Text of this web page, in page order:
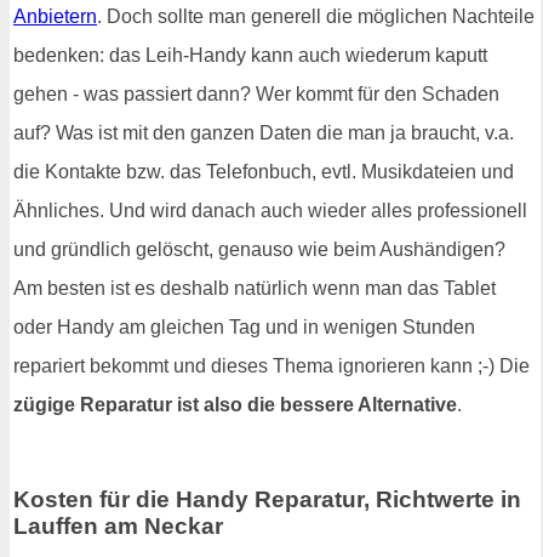
Anbietern. Doch sollte man generell die möglichen Nachteile
bedenken: das Leih-Handy kann auch wiederum kaputt
gehen - was passiert dann? Wer kommt für den Schaden
auf? Was ist mit den ganzen Daten die man ja braucht, v.a.
die Kontakte bzw. das Telefonbuch, evtl. Musikdateien und
Ähnliches. Und wird danach auch wieder alles professionell
und gründlich gelöscht, genauso wie beim Aushändigen?
Am besten ist es deshalb natürlich wenn man das Tablet
oder Handy am gleichen Tag und in wenigen Stunden
repariert bekommt und dieses Thema ignorieren kann ;-) Die
zügige Reparatur ist also die bessere Alternative.
Kosten für die Handy Reparatur, Richtwerte in
Lauffen am Neckar